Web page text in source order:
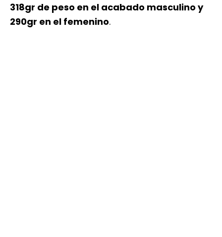
318gr de peso en el acabado masculino y
290gr en el femenino.